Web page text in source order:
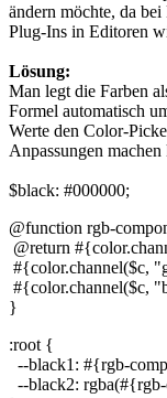
ändern möchte, da
Plug-Ins in Editoren
Lösung:
Man legt die Farben
Formel automatisch
Werte den Color-
Anpassungen machen
$black: #000000;
@function rgb-
@return
#{color.channel($c,
#{color.channel($c,
}
:root {
--black1: #{rgb-
--black2: